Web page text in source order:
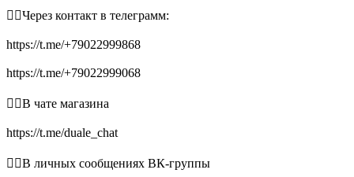
👉🏻Через контакт в телеграмм:
https://t.me/+79022999868
https://t.me/+79022999068
👉🏻В чате магазина
https://t.me/duale_chat
👉🏻В личных сообщениях ВК-группы